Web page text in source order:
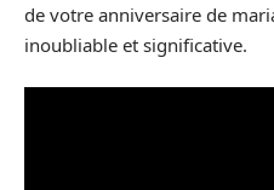
de votre anniversaire de
inoubliable et significative.